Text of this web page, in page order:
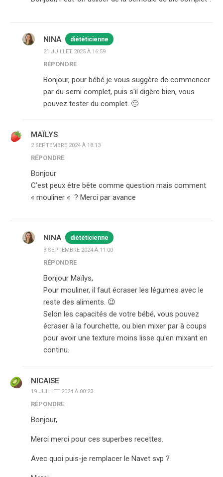
NINA diététicienne
21 JUILLET 2025 À 16:59
RÉPONDRE
Bonjour, pour bébé je vous suggère de commencer
par du semi complet, puis s'il digère bien, vous
pouvez tester du complet. 🙂
MAÏLYS
2 SEPTEMBRE 2024 À 18:13
RÉPONDRE
Bonjour
C’est peux être bête comme question mais comment
« mouliner « ? Merci par avance
NINA diététicienne
3 SEPTEMBRE 2024 À 11:00
RÉPONDRE
Bonjour Maïlys,
Pour mouliner, il faut écraser les légumes avec le
reste des aliments. 😉
Selon les capacités de votre bébé, vous pouvez
écraser à la fourchette, ou bien mixer par à coups
pour avoir une texture moins lisse qu'en mixant en
continu.
NICAISE
19 JUILLET 2024 À 00:23
RÉPONDRE
Bonjour,
Merci merci pour ces superbes recettes.
Avec quoi puis-je remplacer le Navet svp ?